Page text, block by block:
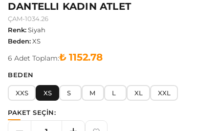
DANTELLI KADIN ATLET
ÇAM-1034.26
Renk:Siyah
Beden:XS
6 Adet Toplam:₺ 1152.78
BEDEN
XXS XS S M L XL XXL
PAKET SEÇİN: